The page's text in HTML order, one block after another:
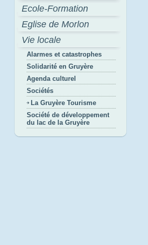
Ecole-Formation
Eglise de Morlon
Vie locale
Alarmes et catastrophes
Solidarité en Gruyère
Agenda culturel
Sociétés
La Gruyère Tourisme
Société de développement
du lac de la Gruyère